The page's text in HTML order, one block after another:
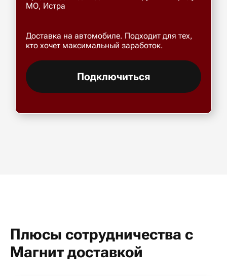
МО, Истра
Доставка на автомобиле. Подходит для тех,
кто хочет максимальный заработок.
Подключиться
Плюсы сотрудничества с
Магнит доставкой